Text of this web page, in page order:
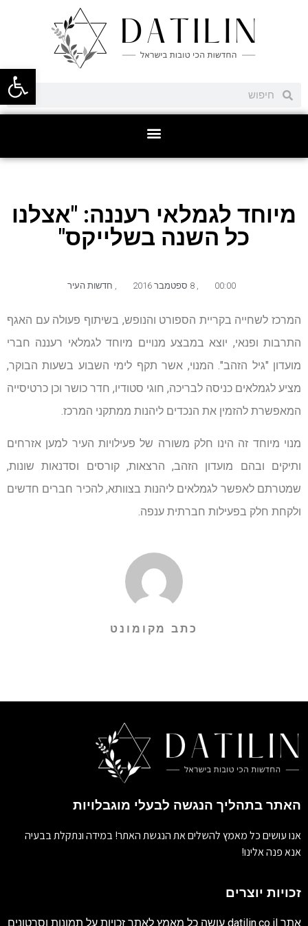
פתח
מיוחד לגמלאי רעננה: "אצלנו
כל השנה בשלייקס"
00:00
, 8 ספטמבר 2016 , חדשות העיר
המרכז לשחייה בקריית הספורט והנופש, בשיתוף פעולה עם האגף
התרבות ופנאי, יוצא במבצע מנויים מיוחד לגמלאי רעננה חברי
מועדון "גיל הזהב". המנוי, אשר תקף לימי השבוע בשעות הבוקר,
מציע לגמלאים כניסה לבריכה, חוגי סטודיו, חדר כושר וכן כרטיסייה
המאפשרת להזמין את הנכדים ליהנות ממתקני המרכז.
מנוי מיוחד זה הינו חלק משורה של פעילויות העיר למען אזרחים
ותיקים ובהם מועדון הזהב, הרצאות, קורסים וסדנאות שונות,
שמטרתם לאפשר לגמלאים ליהנות בצוותא, להכיר חברים חדשים
ולקחת חלק בפעילות חברתית ענפה.
כתב מקומונט
האתר בתהליך הנגשה לבעלי מוגבלויות
אנו עושים כל מאמץ להשלים את הנגשת האתר! במידה ונתקלת בבעיה
אנא פנה אלינו!
זכויות יוצרים
אתר datilin.co.il עושה כל מאמץ לאתר זכויות על תמונות וסרטונים